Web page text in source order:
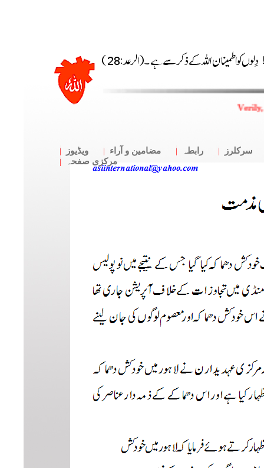
سرکلرز رابطہ مضامین و آراء
ویڈیوز
مرکزی صفحہ